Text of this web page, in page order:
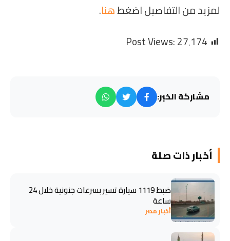
لمزيد من التفاصيل اضغطهنا.
Post Views:27٬174
مشاركة الخبر:
أخبار ذات صلة
ضبط 1119 سيارة تسير بسرعات جنونية خلال 24
ساعة
أخبار مصر